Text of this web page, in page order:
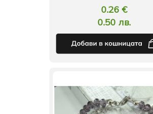
0.26 €
0.50 лв.